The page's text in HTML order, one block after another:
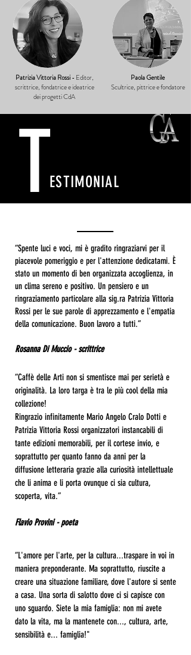
ESTIMONIAL
Patrizia Vittoria Rossi- Editor,
scrittrice, fondatrice e ideatrice
dei progetti CdA
Paola Gentile
Scultrice, pittrice e fondatore
T
“Spente luci e voci, mi è gradito ringraziarvi per il
piacevole pomeriggio e per l'attenzione dedicatami. È
stato un momento di ben organizzata accoglienza, in
un clima sereno e positivo. Un pensiero e un
ringraziamento particolare alla sig.ra Patrizia Vittoria
Rossi per le sue parole di apprezzamento e l'empatia
della comunicazione. Buon lavoro a tutti.”
Rosanna Di Muccio - scrittrice
“Caffè delle Arti non si smentisce mai per serietà e
originalità. La loro targa è tra le più cool della mia
collezione!
Ringrazio infinitamente Mario Angelo Cralo Dotti e
Patrizia Vittoria Rossi organizzatori instancabili di
tante edizioni memorabili, per il cortese invio, e
soprattutto per quanto fanno da anni per la
diffusione letteraria grazie alla curiosità intellettuale
che li anima e li porta ovunque ci sia cultura,
scoperta, vita.”
Flavio Provini - poeta
“L'amore per l'arte, per la cultura...traspare in voi in
maniera preponderante. Ma soprattutto, riuscite a
creare una situazione familiare, dove l'autore si sente
a casa. Una sorta di salotto dove ci si capisce con
uno sguardo. Siete la mia famiglia: non mi avete
dato la vita, ma la mantenete con..., cultura, arte,
sensibilità e... famiglia!"